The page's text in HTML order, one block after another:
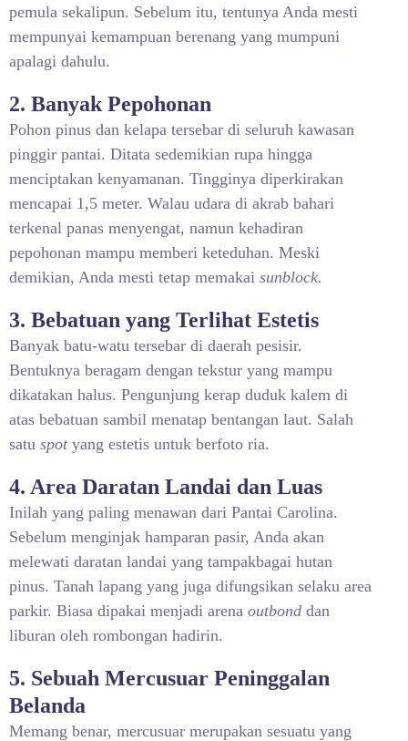
pemula sekalipun. Sebelum itu, tentunya Anda mesti
mempunyai kemampuan berenang yang mumpuni
apalagi dahulu.
2. Banyak Pepohonan
Pohon pinus dan kelapa tersebar di seluruh kawasan
pinggir pantai. Ditata sedemikian rupa hingga
menciptakan kenyamanan. Tingginya diperkirakan
mencapai 1,5 meter. Walau udara di akrab bahari
terkenal panas menyengat, namun kehadiran
pepohonan mampu memberi keteduhan. Meski
demikian, Anda mesti tetap memakai sunblock.
3. Bebatuan yang Terlihat Estetis
Banyak batu-watu tersebar di daerah pesisir.
Bentuknya beragam dengan tekstur yang mampu
dikatakan halus. Pengunjung kerap duduk kalem di
atas bebatuan sambil menatap bentangan laut. Salah
satu spotyang estetis untuk berfoto ria.
4. Area Daratan Landai dan Luas
Inilah yang paling menawan dari Pantai Carolina.
Sebelum menginjak hamparan pasir, Anda akan
melewati daratan landai yang tampakbagai hutan
pinus. Tanah lapang yang juga difungsikan selaku area
parkir. Biasa dipakai menjadi arena outbond dan
liburan oleh rombongan hadirin.
5. Sebuah Mercusuar Peninggalan
Belanda
Memang benar, mercusuar merupakan sesuatu yang